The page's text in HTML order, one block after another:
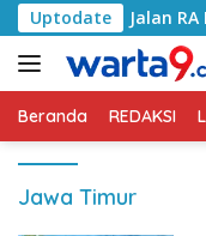
Langsung
ke
konten
Uptodate
Jalan RA Basyid,
Beranda REDAKSI
Jawa Timur